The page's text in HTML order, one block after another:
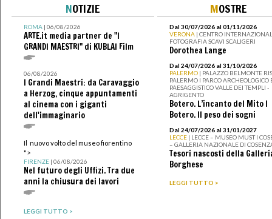
NOTIZIE
ROMA| 06/08/2026
ARTE.it media partner de "I
GRANDI MAESTRI" di KUBLAI Film
06/08/2026
I Grandi Maestri: da Caravaggio
a Herzog, cinque appuntamenti
al cinema con i giganti
dell'immaginario
Il nuovo volto del museo fiorentino
">
FIRENZE| 06/08/2026
Nel futuro degli Uffizi. Tra due
anni la chiusura dei lavori
LEGGI TUTTO >
MOSTRE
Dal 30/07/2026 al 01/11/2026
VERONA | CENTRO
FOTOGRAFIA SCAVI SCALIGERI
Dorothea Lange
Dal 24/07/2026 al 31/10/2026
PALERMO | PALAZZO BELMONTE
PALERMO I PARCO ARCHEOLOGICO
PAESAGGISTICO VALLE DEI TEMPLI -
AGRIGENTO
Botero. L’incanto del Mito I
Botero. Il peso dei sogni
Dal 24/07/2026 al 31/01/2027
LECCE | LECCE – MUSEO MUST I
– GALLERIA NAZIONALE DI
Tesori nascosti della
Borghese
LEGGI TUTTO >